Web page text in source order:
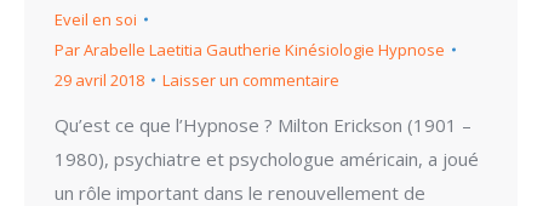
Eveil en soi
ParArabelle Laetitia Gautherie Kinésiologie Hypnose
29 avril 2018
Laisser un commentaire
Qu’est ce que l’Hypnose ? Milton Erickson (1901 –
1980), psychiatre et psychologue américain, a joué
un rôle important dans le renouvellement de